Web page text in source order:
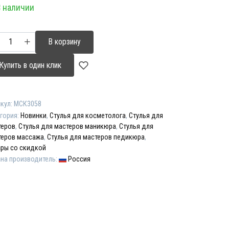
₽.
наличии
В корзину
Купить в один клик
МСК3058
Новинки, Стулья для косметолога, Стулья для
, Стулья для мастеров маникюра, Стулья для
массажа, Стулья для мастеров педикюра,
со скидкой
производитель:
Россия